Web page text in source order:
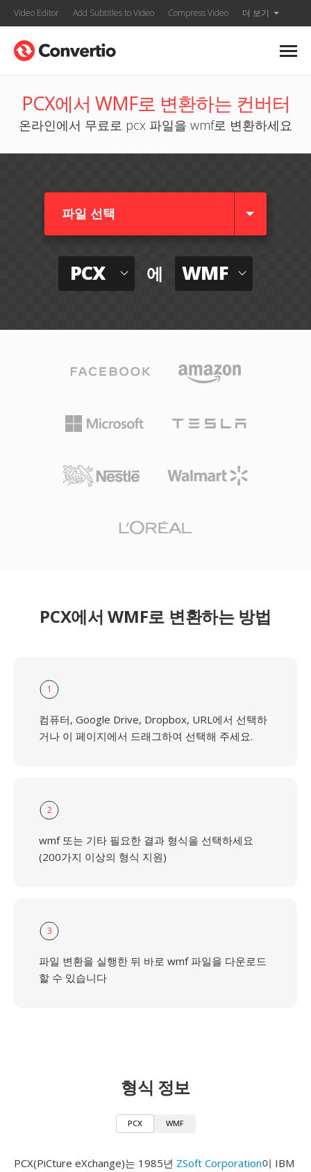
Video Editor Add Subtitles to Video Compress Video 더 보기
PCX에서 WMF로 변환하는 컨버터
온라인에서 무료로 pcx 파일을 wmf로 변환하세요
파일 선택
PCX 에 WMF
PCX에서 WMF로 변환하는 방법
1
컴퓨터, Google Drive, Dropbox, URL에서 선택하
거나 이 페이지에서 드래그하여 선택해 주세요.
2
wmf 또는 기타 필요한 결과 형식을 선택하세요
(200가지 이상의 형식 지원)
3
파일 변환을 실행한 뒤 바로 wmf 파일을 다운로드
할 수 있습니다
형식 정보
PCX WMF
PCX(PiCture eXchange)는 1985년 ZSoft Corporation이 IBM